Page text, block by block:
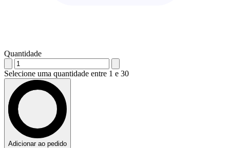
Quantidade
Selecione uma quantidade entre 1 e 30
Adicionar ao pedido